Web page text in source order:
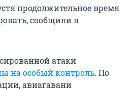
продолжительное время
сообщили в
атаки
на особый контроль. По
авиагавани